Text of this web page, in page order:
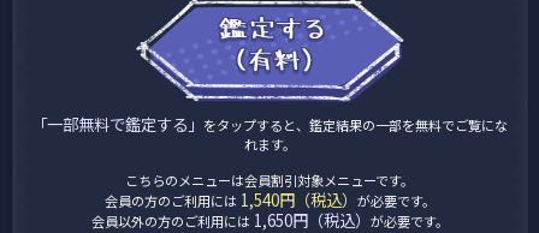
「一部無料で鑑定する」 をタップすると、鑑定結果の一部を無料でご覧にな
れます。
こちらのメニューは会員割引対象メニューです。
会員の方のご利用には 1,540円（税込） が必要です。
会員以外の方のご利用には 1,650円（税込） が必要です。